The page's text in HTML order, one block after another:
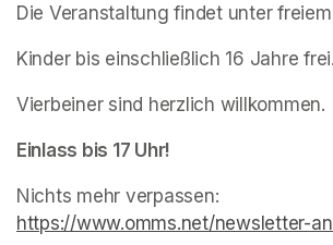
Die Veranstaltung findet unter
Kinder bis einschließlich 16 Jahre frei.
Vierbeiner sind herzlich willkommen.
Einlass bis 17 Uhr!
Nichts mehr verpassen:
https://www.omms.net/newsletter-